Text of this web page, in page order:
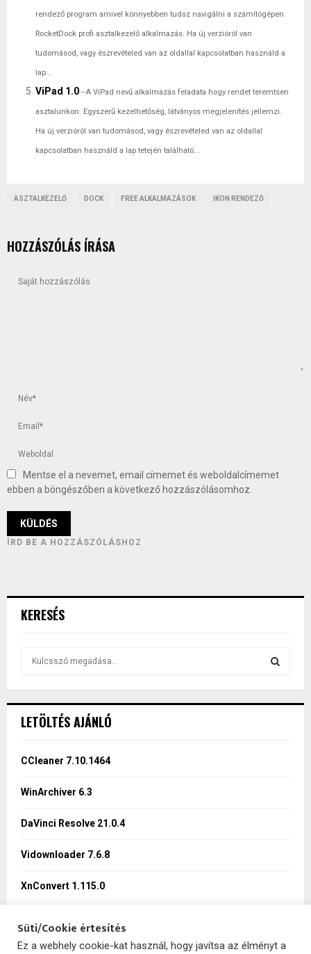
rendező program amivel könnyebben tudsz navigálni a számítógépen.
RocketDock profi asztalkezelő alkalmazás. Ha új verzióról van
tudomásod, vagy észrevételed van az oldallal kapcsolatban használd a
lap...
ViPad 1.0 --A ViPad nevű alkalmazás feladata hogy rendet teremtsen
asztalunkon. Egyszerű kezelhetőség, látványos megjelenítés jellemzi.
Ha új verzióról van tudomásod, vagy észrevételed van az oldallal
kapcsolatban használd a lap tetején található...
ASZTALKEZELŐ DOCK FREE ALKALMAZÁSOK IKON RENDEZŐ
HOZZÁSZÓLÁS ÍRÁSA
Mentse el a nevemet, email címemet és weboldalcímemet
ebben a böngészőben a következő hozzászólásomhoz.
ÍRD BE A HOZZÁSZÓLÁSHOZ
KERESÉS
h
o
:
LETÖLTÉS AJÁNLÓ
CCleaner 7.10.1464
WinArchiver 6.3
DaVinci Resolve 21.0.4
Vidownloader 7.6.8
XnConvert 1.115.0
Süti/Cookie értesítés
Ez a webhely cookie-kat használ, hogy javítsa az élményt a